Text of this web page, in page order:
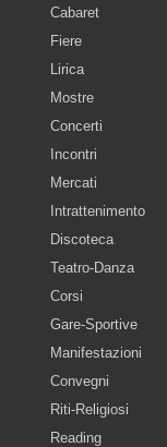
Cabaret
Fiere
Lirica
Mostre
Concerti
Incontri
Mercati
Intrattenimento
Discoteca
Teatro-Danza
Corsi
Gare-Sportive
Manifestazioni
Convegni
Riti-Religiosi
Reading